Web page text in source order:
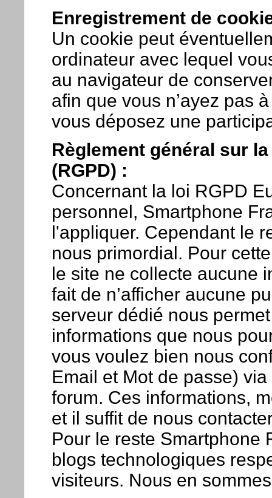
Enregistrement de
Un cookie peut
ordinateur avec lequel
au navigateur de
afin que vous n’ayez pas
vous déposez une
Règlement général sur
(RGPD) :
Concernant la loi RGPD
personnel, Smartphone
l'appliquer. Cependant le
nous primordial. Pour
le site ne collecte aucune
fait de n’afficher aucune
serveur dédié nous
informations que nous
vous voulez bien nous
Email et Mot de passe)
forum. Ces informations,
et il suffit de nous
Pour le reste Smartphone
blogs technologiques
visiteurs. Nous en